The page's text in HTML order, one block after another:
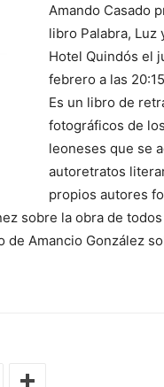
Amando Casado
libro Palabra, Luz
Hotel Quindós el
febrero a las
Es un libro de
fotográficos de
leoneses que se
autoretratos
propios autores
sobre la obra de
Amancio González